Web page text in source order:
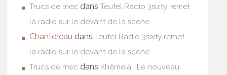
Trucs de mec dansTeufel Radio 3sixty remet
la radio sur le devant de la scène
Chantereau dansTeufel Radio 3sixty remet
la radio sur le devant de la scène
Trucs de mec dans Khêmeia : Le nouveau